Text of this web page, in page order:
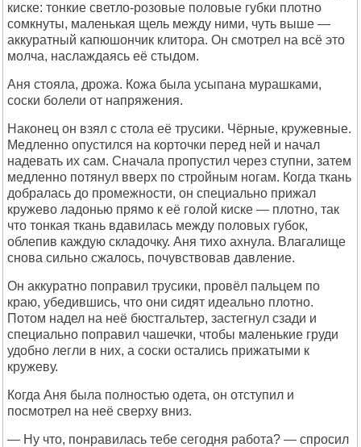
киске: тонкие светло-розовые половые губки плотно
сомкнуты, маленькая щель между ними, чуть выше —
аккуратный капюшончик клитора. Он смотрел на всё это
молча, наслаждаясь её стыдом.
Аня стояла, дрожа. Кожа была усыпана мурашками,
соски болели от напряжения.
Наконец он взял с стола её трусики. Чёрные, кружевные.
Медленно опустился на корточки перед ней и начал
надевать их сам. Сначала пропустил через ступни, затем
медленно потянул вверх по стройным ногам. Когда ткань
добралась до промежности, он специально прижал
кружево ладонью прямо к её голой киске — плотно, так
что тонкая ткань вдавилась между половых губок,
облепив каждую складочку. Аня тихо ахнула. Влагалище
снова сильно сжалось, почувствовав давление.
Он аккуратно поправил трусики, провёл пальцем по
краю, убедившись, что они сидят идеально плотно.
Потом надел на неё бюстгальтер, застегнул сзади и
специально поправил чашечки, чтобы маленькие груди
удобно легли в них, а соски остались прижатыми к
кружеву.
Когда Аня была полностью одета, он отступил и
посмотрел на неё сверху вниз.
— Ну что, понравилась тебе сегодня работа? — спросил